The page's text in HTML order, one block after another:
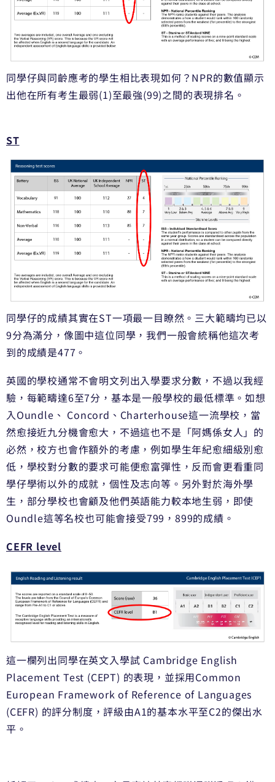
同學仔與同齡應考的學生相比表現如何？ NPR的數值顯示
出他在所有考生最弱(1)至最強(99)之間的表現排名。
ST
同學仔的成績其實在ST一項最一目瞭然。 三大範疇均已以
9分為滿分，像圖中這位同學，我們一般會統稱他這次考
到的成績是477。
英國的學校通常不會明文列出入學要求分數，不過以我經
驗， 每範疇達6至7分，基本是一般學校的最低標準。如想
入Oundle、 Concord、Charterhouse這一流學校， 當
然愈接近九分機會愈大，不過這也不是「阿媽係女人」的
必然，校方也會作額外的考慮，例如學生年紀愈細級別愈
低， 學校對分數的要求可能便愈富彈性， 反而會更看重同
學仔學術以外的成就，個性及志向等。 另外對於海外學
生，部分學校也會顧及他們英語能力較本地生弱， 即使
Oundle這等名校也可能會接受799，899的成績。
CEFR level
這一欄列出同學在英文入學試 Cambridge English
Placement Test (CEPT) 的表現，並採用Common
European Framework of Reference of Languages
(CEFR) 的評分制度，評級由A1的基本水平至C2的傑出水
平。